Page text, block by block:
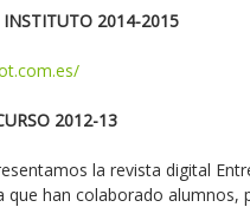
INSTITUTO 2014-2015
2012-13
la revista digital
que han colaborado alumnos,